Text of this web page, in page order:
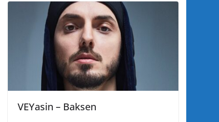
VEYasin – Baksen